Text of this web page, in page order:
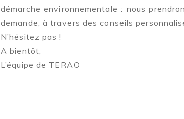
démarche environnementale : nous
demande, à travers des conseils
N’hésitez pas !
A bientôt,
L’équipe de TERAO